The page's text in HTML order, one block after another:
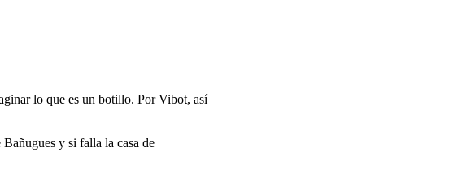
lo que es un botillo. Por Vibot, así
y si falla la casa de